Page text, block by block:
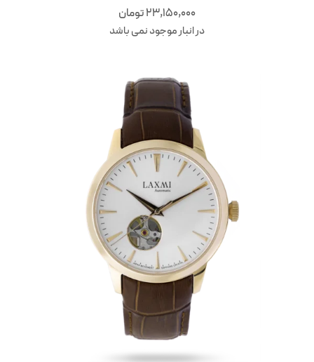
23,150,000تومان
در انبار موجود نمی باشد